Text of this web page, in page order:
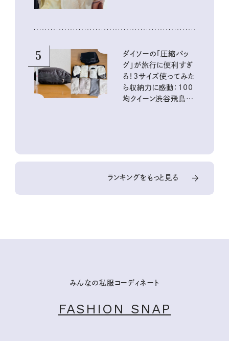
5
ダイソーの「圧縮バッ
グ」が旅行に便利すぎ
る！3サイズ使ってみた
ら収納力に感動：100
均クイーン渋谷飛鳥の
ランキングをもっと見る
みんなの私服コーディネート
FASHION SNAP